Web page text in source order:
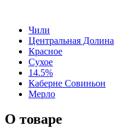
Чили
Центральная Долина
Красное
Сухое
14.5%
Каберне Совиньон
Мерло
О товаре